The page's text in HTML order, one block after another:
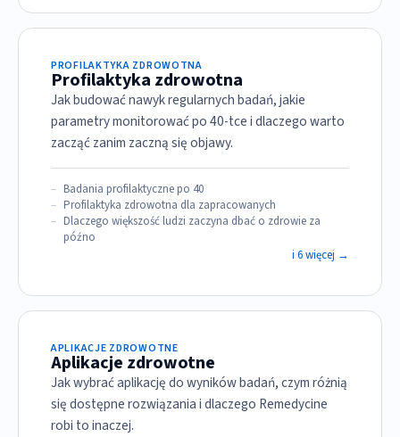
PROFILAKTYKA ZDROWOTNA
Profilaktyka zdrowotna
Jak budować nawyk regularnych badań, jakie
parametry monitorować po 40-tce i dlaczego warto
zacząć zanim zaczną się objawy.
Badania profilaktyczne po 40
Profilaktyka zdrowotna dla zapracowanych
Dlaczego większość ludzi zaczyna dbać o zdrowie za
późno
i 6 więcej →
APLIKACJE ZDROWOTNE
Aplikacje zdrowotne
Jak wybrać aplikację do wyników badań, czym różnią
się dostępne rozwiązania i dlaczego Remedycine
robi to inaczej.